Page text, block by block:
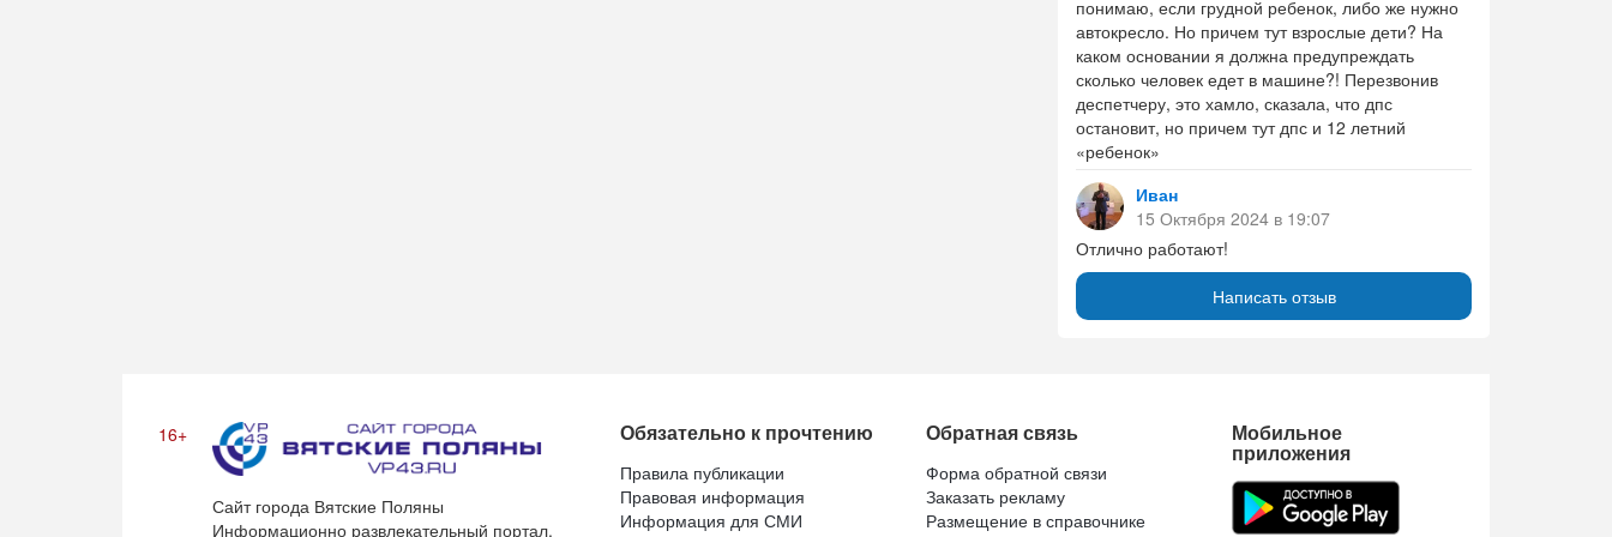
понимаю, если грудной ребенок, либо же нужно
автокресло. Но причем тут взрослые дети? На
каком основании я должна предупреждать
сколько человек едет в машине?! Перезвонив
деспетчеру, это хамло, сказала, что дпс
остановит, но причем тут дпс и 12 летний
«ребенок»
Иван
15 Октября 2024 в 19:07
Отлично работают!
Написать отзыв
16+
Сайт города Вятские Поляны
Информационно развлекательный портал.
Обязательно к прочтению
Правила публикации
Правовая информация
Информация для СМИ
Обратная связь
Форма обратной связи
Заказать рекламу
Размещение в справочнике
Мобильное
приложения